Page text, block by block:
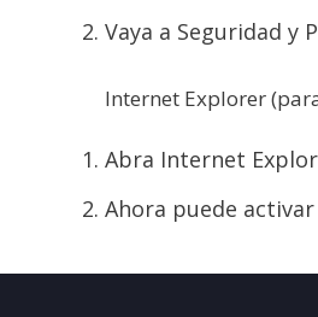
Vaya a Seguridad y
Internet Explorer
Abra Internet
Ahora puede